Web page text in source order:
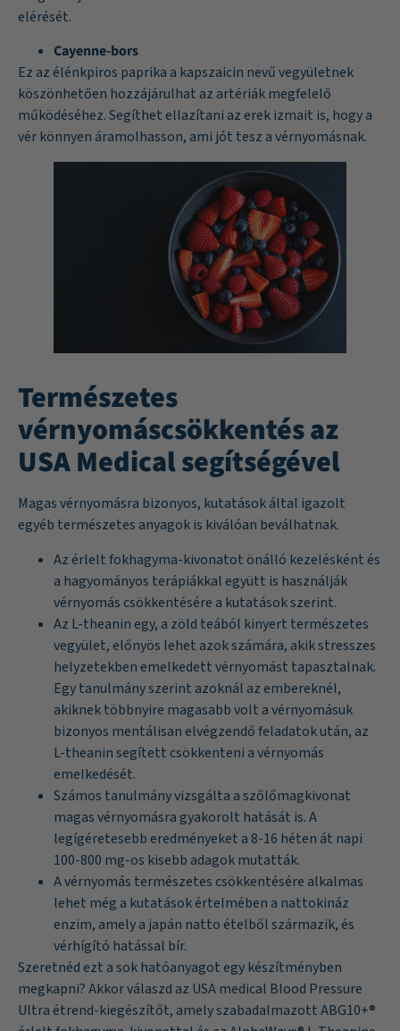
elérését.
Cayenne-bors
Ez az élénkpiros paprika a kapszaicin nevű vegyületnek
köszönhetően hozzájárulhat az artériák megfelelő
működéséhez. Segíthet ellazítani az erek izmait is, hogy a
vér könnyen áramolhasson, ami jót tesz a vérnyomásnak.
Természetes
vérnyomáscsökkentés az
USA Medical segítségével
Magas vérnyomásra bizonyos, kutatások által igazolt
egyéb természetes anyagok is kiválóan beválhatnak.
Az érlelt fokhagyma-kivonatot önálló kezelésként és
a hagyományos terápiákkal együtt is használják
vérnyomás csökkentésére a kutatásokszerint.
Az L-theanin egy, a zöld teából kinyert természetes
vegyület, előnyös lehet azok számára, akik stresszes
helyzetekben emelkedett vérnyomást tapasztalnak.
Egytanulmányszerint azoknál az embereknél,
akiknek többnyire magasabb volt a vérnyomásuk
bizonyos mentálisan elvégzendő feladatok után, az
L-theanin segített csökkenteni a vérnyomás
emelkedését.
Számos tanulmány vizsgálta a szőlőmagkivonat
magas vérnyomásra gyakorolt hatását is. A
legígéretesebb eredményeket a 8-16 héten át napi
100-800 mg-os kisebb adagok mutatták.
A vérnyomás természetes csökkentésére alkalmas
lehet még a kutatásokértelmében a nattokináz
enzim, amely a japán natto ételből származik, és
vérhígító hatással bír.
Szeretnéd ezt a sok hatóanyagot egy készítményben
megkapni? Akkor válaszd az USA medical Blood Pressure
Ultra étrend-kiegészítőt, amely szabadalmazott ABG10+®